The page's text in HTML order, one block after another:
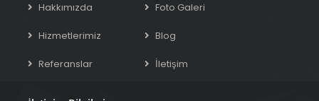
Hakkımızda
Hizmetlerimiz
Referanslar
Foto Galeri
Blog
İletişim